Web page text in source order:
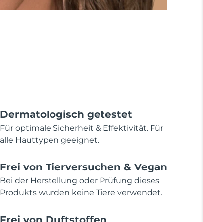
Dermatologisch getestet
Für optimale Sicherheit & Effektivität. Für
alle Hauttypen geeignet.
Frei von Tierversuchen & Vegan
Bei der Herstellung oder Prüfung dieses
Produkts wurden keine Tiere verwendet.